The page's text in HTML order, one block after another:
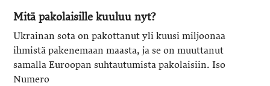
Mitä pakolaisille kuuluu nyt?
Ukrainan sota on pakottanut yli kuusi miljoonaa
ihmistä pakenemaan maasta, ja se on muuttanut
samalla Euroopan suhtautumista pakolaisiin. Iso
Numero